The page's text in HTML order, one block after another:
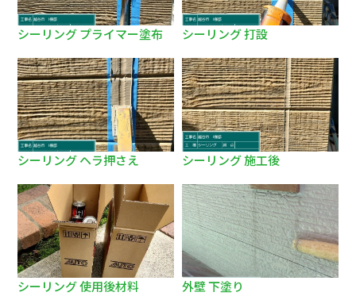
シーリング プライマー塗布 シーリング 打設
シーリング ヘラ押さえ シーリング 施工後
シーリング 使用後材料 外壁 下塗り